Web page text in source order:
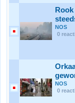
NOS
0
NOS
0